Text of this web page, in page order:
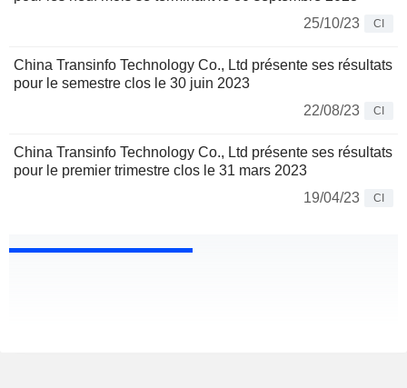
25/10/23
CI
China Transinfo Technology Co., Ltd présente ses résultats
pour le semestre clos le 30 juin 2023
22/08/23
CI
China Transinfo Technology Co., Ltd présente ses résultats
pour le premier trimestre clos le 31 mars 2023
19/04/23
CI